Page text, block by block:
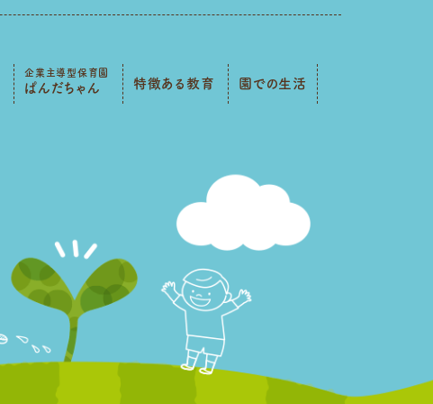
企業主導型保育園
ぱんだちゃん 特徴ある教育 園での生活